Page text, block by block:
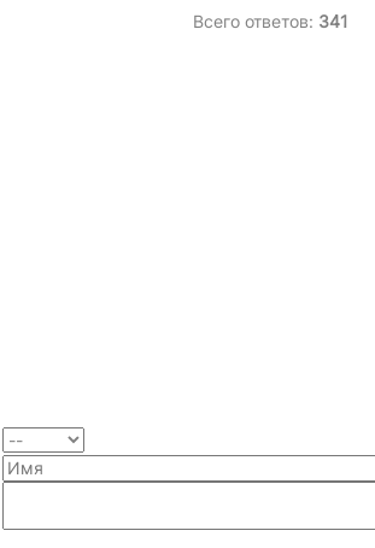
Всего ответов: 341